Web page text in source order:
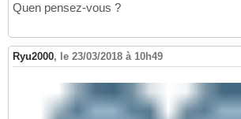
Quen pensez-vous ?
Ryu2000, le 23/03/2018 à 10h49